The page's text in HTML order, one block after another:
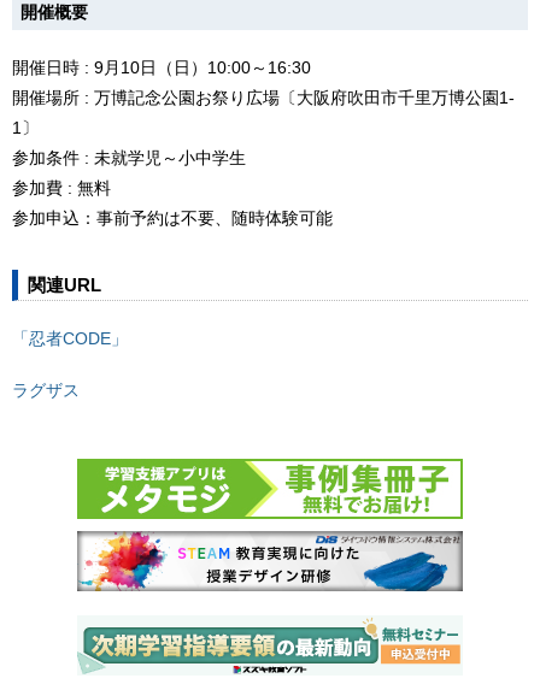
開催概要
開催日時 : 9月10日（日）10:00～16:30
開催場所 : 万博記念公園お祭り広場〔大阪府吹田市千里万博公園1-
1〕
参加条件 : 未就学児～小中学生
参加費 : 無料
参加申込：事前予約は不要、随時体験可能
関連URL
「忍者CODE」
ラグザス